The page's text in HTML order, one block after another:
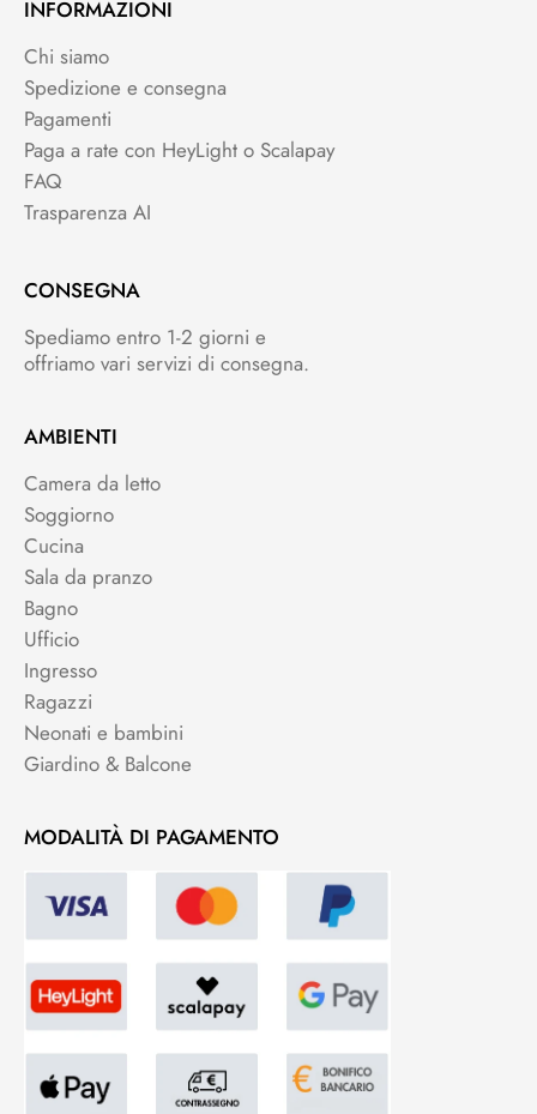
INFORMAZIONI
Chi siamo
Spedizione e consegna
Pagamenti
Paga a rate con HeyLight o Scalapay
FAQ
Trasparenza AI
CONSEGNA
Spediamo entro 1-2 giorni e
offriamo vari servizi di consegna.
AMBIENTI
Camera da letto
Soggiorno
Cucina
Sala da pranzo
Bagno
Ufficio
Ingresso
Ragazzi
Neonati e bambini
Giardino & Balcone
MODALITÀ DI PAGAMENTO